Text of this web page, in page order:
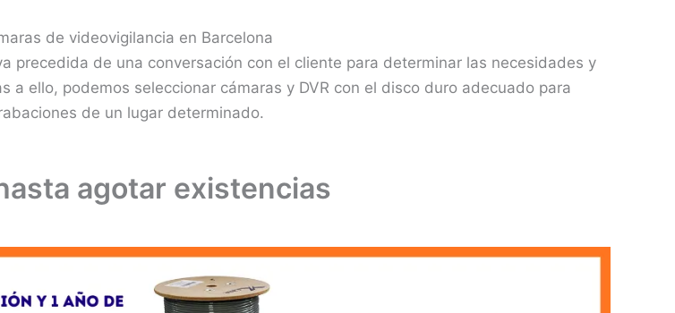
de videovigilancia en Barcelona
precedida de una conversación con el cliente para determinar las necesidades y
a ello, podemos seleccionar cámaras y DVR con el disco duro adecuado para
de un lugar determinado.
agotar existencias